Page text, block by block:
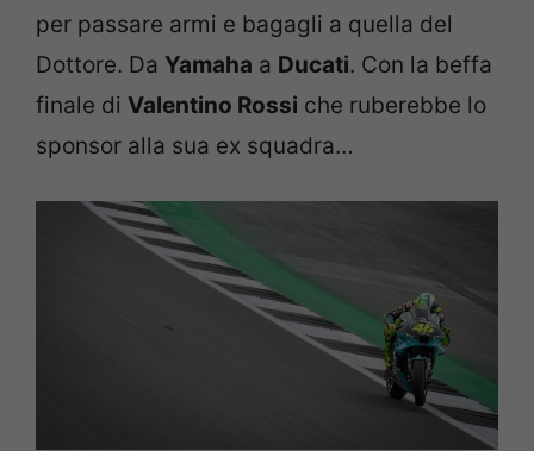
per passare armi e bagagli a quella del
Dottore. Da Yamaha a Ducati. Con la beffa
finale di Valentino Rossi che ruberebbe lo
sponsor alla sua ex squadra…